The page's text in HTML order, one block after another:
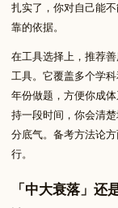
扎实了，你对自己能
靠的依据。
在工具选择上，推荐善
工具。它覆盖多个学
年份做题，方便你成
持一段时间，你会清
分底气。备考方法论
行。
「中大衰落」